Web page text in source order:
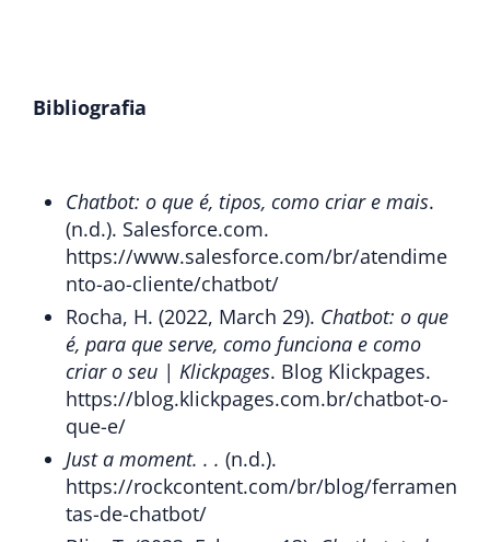
Bibliografia
Chatbot: o que é, tipos, como criar e mais.
(n.d.). Salesforce.com.
https://www.salesforce.com/br/atendime
nto-ao-cliente/chatbot/
Rocha, H. (2022, March 29). Chatbot: o que
é, para que serve, como funciona e como
criar o seu | Klickpages. Blog Klickpages.
https://blog.klickpages.com.br/chatbot-o-
que-e/
Just a moment. . . (n.d.).
https://rockcontent.com/br/blog/ferramen
tas-de-chatbot/